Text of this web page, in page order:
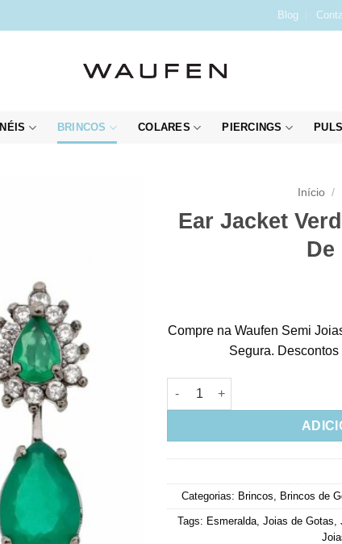
Blog
BRINCOS COLARES PIERCINGS
Início /
Ear Jacket
Compre na Waufen Semi
Segura.
Ear Jacket Verde Esmeralda
Categorias: Brincos Brincos de
Tags: Esmeralda, Joias de Gotas